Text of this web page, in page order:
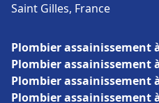
Saint Gilles, France
Plombier assainissement
Plombier assainissement
Plombier assainissement
Plombier assainissement